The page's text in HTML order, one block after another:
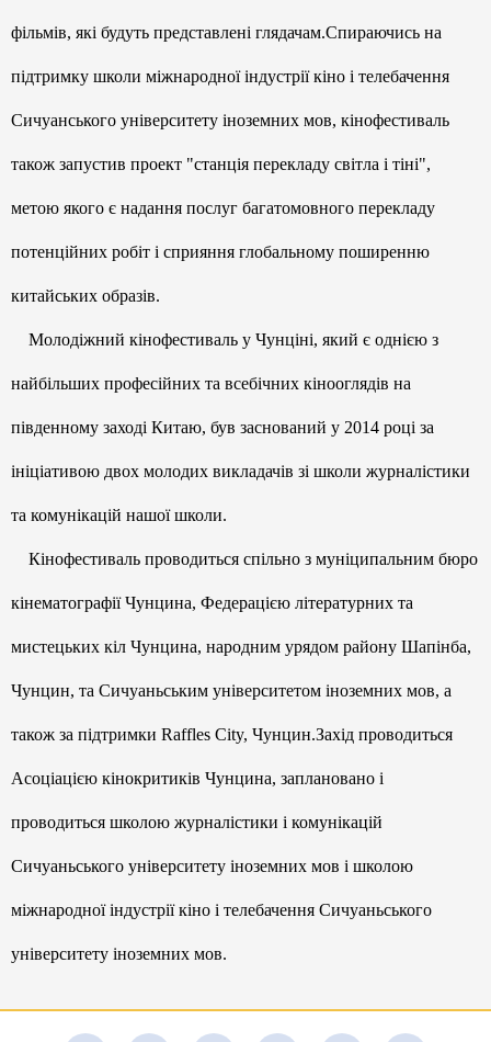
фільмів, які будуть представлені глядачам.Спираючись на
підтримку школи міжнародної індустрії кіно і телебачення
Сичуанського університету іноземних мов, кінофестиваль
також запустив проект "станція перекладу світла і тіні",
метою якого є надання послуг багатомовного перекладу
потенційних робіт і сприяння глобальному поширенню
китайських образів.
Молодіжний кінофестиваль у Чунціні, який є однією з
найбільших професійних та всебічних кінооглядів на
південному заході Китаю, був заснований у 2014 році за
ініціативою двох молодих викладачів зі школи журналістики
та комунікацій нашої школи.
Кінофестиваль проводиться спільно з муніципальним бюро
кінематографії Чунцина, Федерацією літературних та
мистецьких кіл Чунцина, народним урядом району Шапінба,
Чунцин, та Сичуаньським університетом іноземних мов, а
також за підтримки Raffles City, Чунцин.Захід проводиться
Асоціацією кінокритиків Чунцина, заплановано і
проводиться школою журналістики і комунікацій
Сичуаньського університету іноземних мов і школою
міжнародної індустрії кіно і телебачення Сичуаньського
університету іноземних мов.